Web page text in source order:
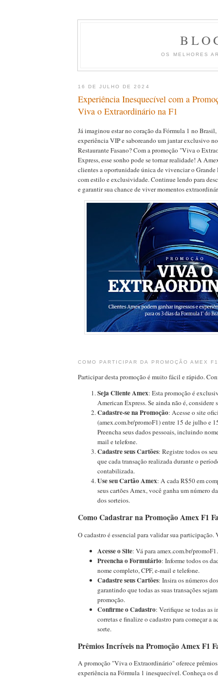
OS MELHORES
16 DE JULHO DE 2024
Experiência Inesquecível com a
Viva o Extraordinário na F1
Já imaginou estar no coração da Fórmula 1 no
experiência VIP e saboreando um jantar exclusivo
Restaurante Fasano? Com a promoção "Viva o
Express, esse sonho pode se tornar realidade! A
clientes a oportunidade única de vivenciar o Grande
com estilo e exclusividade. Continue lendo para
e garantir sua chance de viver momentos
COMO PARTICIPAR DA PROMOÇÃO AMEX
Participar desta promoção é muito fácil e rápido.
Seja Cliente Amex: Esta promoção é
American Express. Se ainda não é, considere
Cadastre-se na Promoção: Acesse o site
(amex.com.br/promoF1) entre 15 de julho e
Preencha seus dados pessoais, incluindo
mail e telefone.
Cadastre seus Cartões: Registre todos os
que cada transação realizada durante o
contabilizada.
Use seu Cartão Amex: A cada R$50 em
seus cartões Amex, você ganha um número
dos sorteios.
Como Cadastrar na Promoção Amex F1
O cadastro é essencial para validar sua participação.
Acesse o Site: Vá para amex.com.br/promoF1.
Preencha o Formulário: Informe todos os
nome completo, CPF, e-mail e telefone.
Cadastre seus Cartões: Insira os números
garantindo que todas as suas transações
promoção.
Confirme o Cadastro: Verifique se todas as
corretas e finalize o cadastro para começar a
sorte.
Prêmios Incríveis na Promoção Amex F1
A promoção "Viva o Extraordinário" oferece
experiência na Fórmula 1 inesquecível. Conheça os